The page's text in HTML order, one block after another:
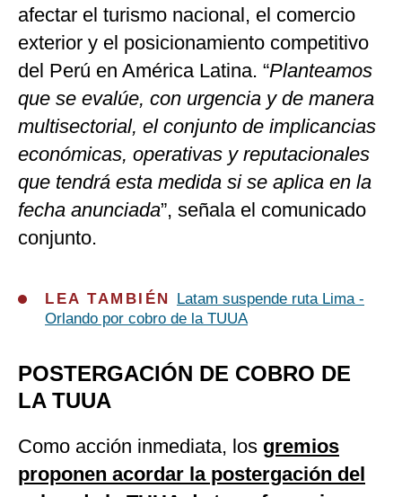
afectar el turismo nacional, el comercio
exterior y el posicionamiento competitivo
del Perú en América Latina. “Planteamos
que se evalúe, con urgencia y de manera
multisectorial, el conjunto de implicancias
económicas, operativas y reputacionales
que tendrá esta medida si se aplica en la
fecha anunciada”, señala el comunicado
conjunto.
LEA TAMBIÉN
Latam suspende ruta Lima -
Orlando por cobro de la TUUA
POSTERGACIÓN DE COBRO DE
LA TUUA
Como acción inmediata, los gremios
proponen acordar la postergación del